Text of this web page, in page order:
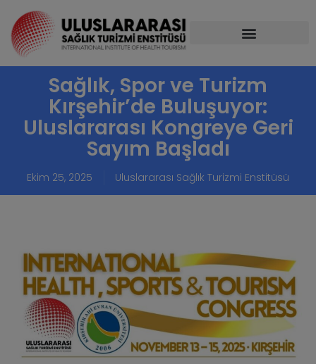
Sağlık, Spor ve Turizm
Kırşehir’de Buluşuyor:
Uluslararası Kongreye Geri
Sayım Başladı
Ekim 25, 2025 Uluslararası Sağlık Turizmi Enstitüsü